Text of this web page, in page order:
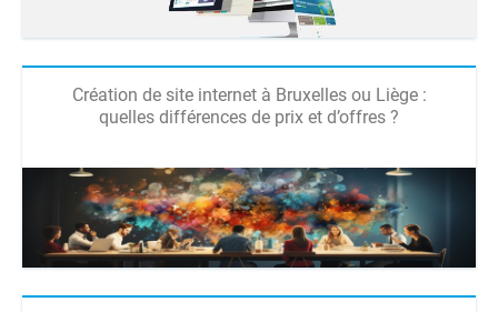
Création de site internet à Bruxelles ou Liège :
quelles différences de prix et d’offres ?